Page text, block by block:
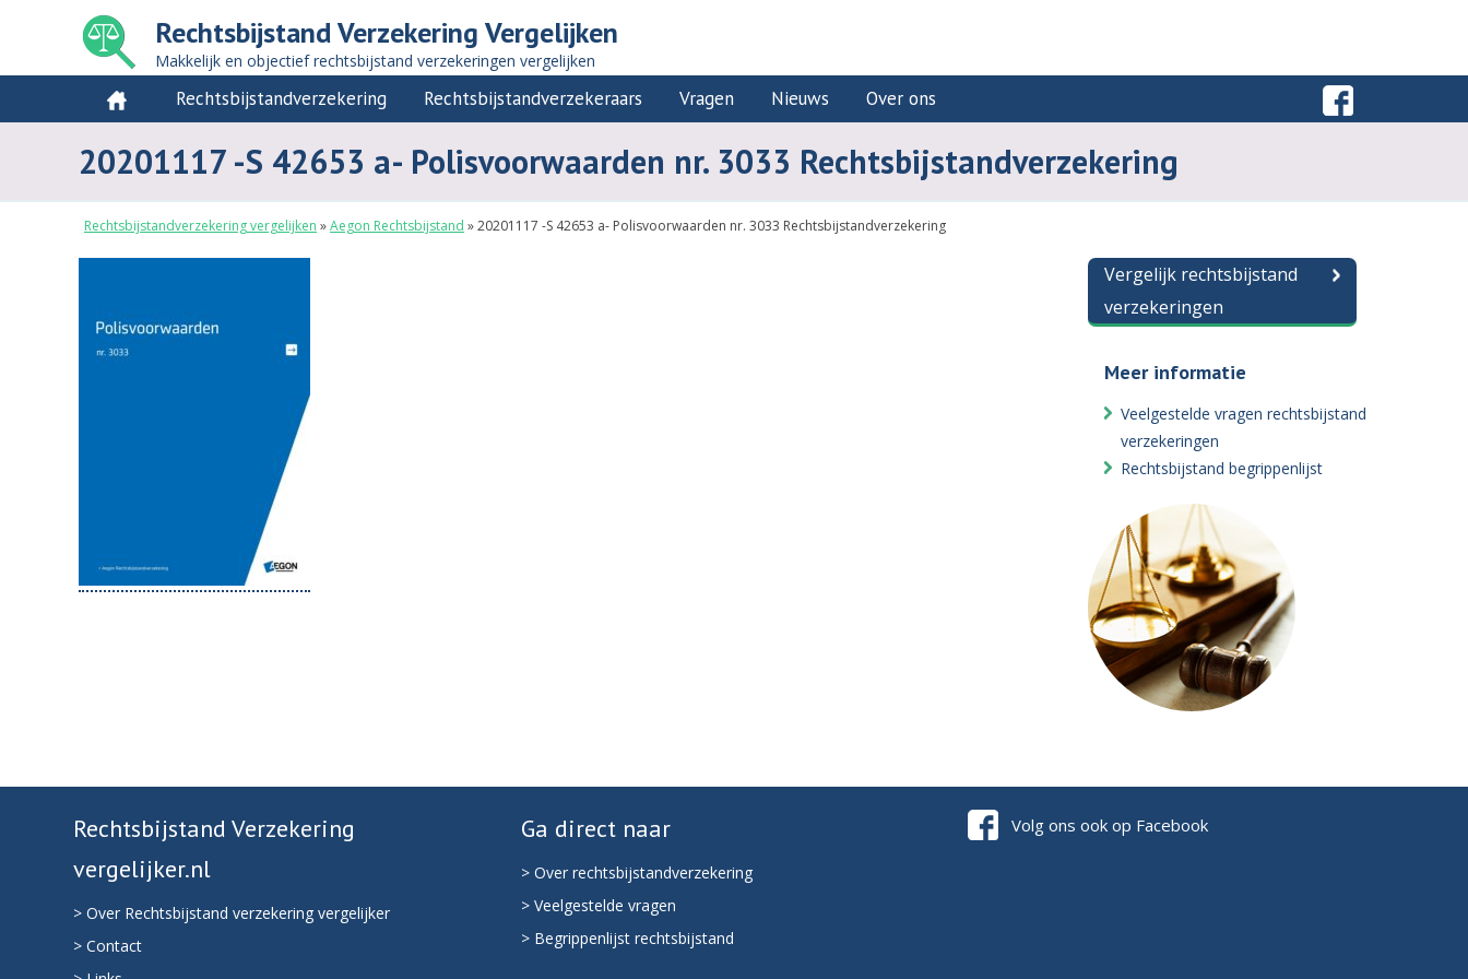
Rechtsbijstand Verzekering Vergelijken
Makkelijk en objectief rechtsbijstand verzekeringen vergelijken
Rechtsbijstandverzekering Rechtsbijstandverzekeraars Vragen Nieuws Over ons
20201117 -S 42653 a- Polisvoorwaarden nr. 3033 Rechtsbijstandverzekering
Rechtsbijstandverzekering vergelijken »Aegon Rechtsbijstand »20201117 -S 42653 a- Polisvoorwaarden nr. 3033 Rechtsbijstandverzekering
Vergelijk rechtsbijstand
verzekeringen
Meer informatie
Veelgestelde vragen rechtsbijstand
verzekeringen
Rechtsbijstand begrippenlijst
Rechtsbijstand Verzekering
vergelijker.nl
> Over Rechtsbijstand verzekering vergelijker
> Contact
Ga direct naar
> Over rechtsbijstandverzekering
> Veelgestelde vragen
> Begrippenlijst rechtsbijstand
Volg ons ook op Facebook